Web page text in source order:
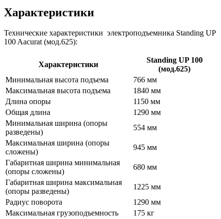
Характеристики
Технические характеристики электроподъемника Standing UP
100 Aacurat (мод.625):
Характеристики
Standing UP 100
(мод.625)
Минимальная высота подъема
766 мм
Максимальная высота подъема
1840 мм
Длина опоры
1150 мм
Общая длина
1290 мм
Минимальная ширина (опоры
разведены)
554 мм
Максимальная ширина (опоры
сложены)
945 мм
Габаритная ширина минимальная
(опоры сложены)
680 мм
Габаритная ширина максимальная
(опоры разведены)
1225 мм
Радиус поворота
1290 мм
Максимальная грузоподъемность
175 кг